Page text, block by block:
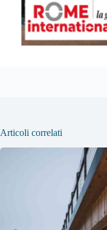
Articoli correlati